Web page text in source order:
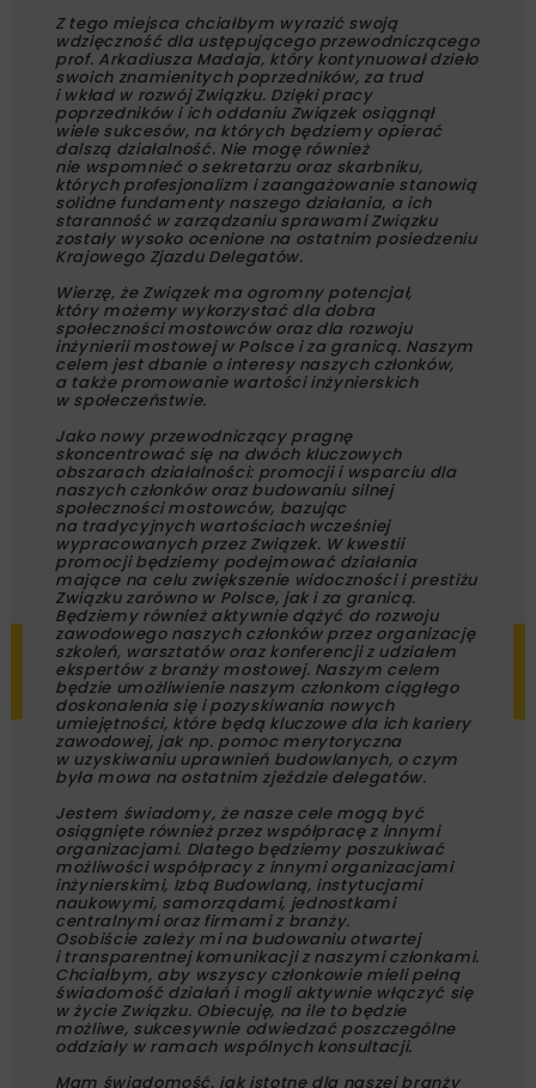
Z tego miejsca chciałbym wyrazić swoją
wdzięczność dla ustępującego przewodniczącego
prof. Arkadiusza Madaja, który kontynuował dzieło
swoich znamienitych poprzedników, za trud
i wkład w rozwój Związku. Dzięki pracy
poprzedników i ich oddaniu Związek osiągnął
wiele sukcesów, na których będziemy opierać
dalszą działalność. Nie mogę również
nie wspomnieć o sekretarzu oraz skarbniku,
których profesjonalizm i zaangażowanie stanowią
solidne fundamenty naszego działania, a ich
staranność w zarządzaniu sprawami Związku
zostały wysoko ocenione na ostatnim posiedzeniu
Krajowego Zjazdu Delegatów.
Wierzę, że Związek ma ogromny potencjał,
który możemy wykorzystać dla dobra
społeczności mostowców oraz dla rozwoju
inżynierii mostowej w Polsce i za granicą. Naszym
celem jest dbanie o interesy naszych członków,
a także promowanie wartości inżynierskich
w społeczeństwie.
Jako nowy przewodniczący pragnę
skoncentrować się na dwóch kluczowych
obszarach działalności: promocji i wsparciu dla
naszych członków oraz budowaniu silnej
społeczności mostowców, bazując
na tradycyjnych wartościach wcześniej
wypracowanych przez Związek. W kwestii
promocji będziemy podejmować działania
mające na celu zwiększenie widoczności i prestiżu
Związku zarówno w Polsce, jak i za granicą.
Będziemy również aktywnie dążyć do rozwoju
zawodowego naszych członków przez organizację
szkoleń, warsztatów oraz konferencji z udziałem
ekspertów z branży mostowej. Naszym celem
będzie umożliwienie naszym członkom ciągłego
doskonalenia się i pozyskiwania nowych
umiejętności, które będą kluczowe dla ich kariery
zawodowej, jak np. pomoc merytoryczna
w uzyskiwaniu uprawnień budowlanych, o czym
była mowa na ostatnim zjeździe delegatów.
Jestem świadomy, że nasze cele mogą być
osiągnięte również przez współpracę z innymi
organizacjami. Dlatego będziemy poszukiwać
możliwości współpracy z innymi organizacjami
inżynierskimi, Izbą Budowlaną, instytucjami
naukowymi, samorządami, jednostkami
centralnymi oraz firmami z branży.
Osobiście zależy mi na budowaniu otwartej
i transparentnej komunikacji z naszymi członkami.
Chciałbym, aby wszyscy członkowie mieli pełną
świadomość działań i mogli aktywnie włączyć się
w życie Związku. Obiecuję, na ile to będzie
możliwe, sukcesywnie odwiedzać poszczególne
oddziały w ramach wspólnych konsultacji.
Mam świadomość, jak istotne dla naszej branży